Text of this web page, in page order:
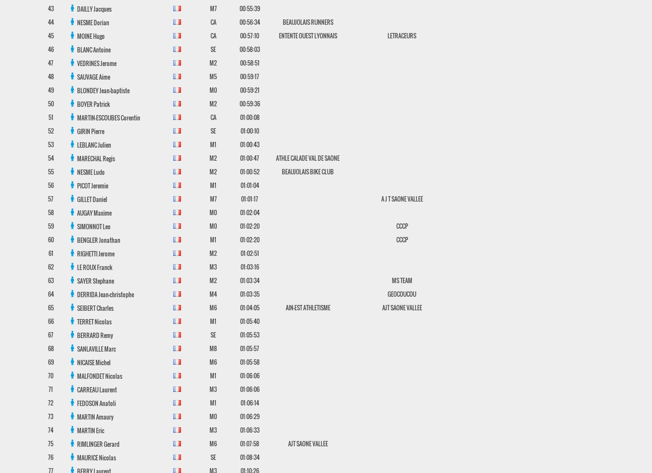
43
DAILLYJacques M7
00:55:39
44
NESMEDorian CA 00:56:34
BEAUJOLAIS RUNNERS
45
MOINEHugo CA 00:57:10 ENTENTE OUEST LYONNAIS
LETRACEURS
46
BLANCAntoine SE
00:58:03
47
VEDRINESJerome M2
00:58:51
48
SAUVAGEAime M5
00:59:17
49
BLONDEYJean-baptiste M0
00:59:21
50
BOYERPatrick M2
00:59:36
51
MARTIN-ESCOUBESCorentin CA
01:00:08
52
GIRINPierre SE
01:00:10
53
LEBLANCJulien M1
01:00:43
54
MARECHALRegis M2 01:00:47
ATHLE CALADE VAL DE SAONE
55
NESMELudo M2 01:00:52
BEAUJOLAIS BIKE CLUB
56
PICOTJeremie M1
01:01:04
57
GILLETDaniel M7 01:01:17
A J T SAONE VALLEE
58
AUGAYMaxime M0
01:02:04
59
SIMONNOTLeo M0 01:02:20
CCCP
60
BENGLERJonathan M1 01:02:20
CCCP
61
RIGHETTIJerome M2
01:02:51
62
LE ROUXFranck M3
01:03:16
63
SAYERStephane M2 01:03:34
MS TEAM
64
DERRIDAJean-christophe M4 01:03:35
GEOCOUCOU
65
SEIBERTCharles M6 01:04:05 AIN-EST ATHLETISME
AJT SAONE VALLEE
66
TERRETNicolas M1
01:05:40
67
BERRARDRemy SE
01:05:53
68
SANLAVILLEMarc M8
01:05:57
69
NICAISEMichel M6
01:05:58
70
MALFONDETNicolas M1
01:06:06
71
CARREAULaurent M3
01:06:06
72
FEDOSONAnatoli M1
01:06:14
73
MARTINAmaury M0
01:06:29
74
MARTINEric M3
01:06:33
75
RIMLINGERGerard M6 01:07:58
AJT SAONE VALLEE
76
MAURICENicolas SE
01:08:34
77
BERRYLaurent M3
01:10:26